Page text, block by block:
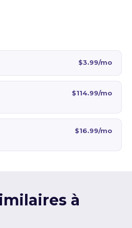
$3.99/mo
$114.99/mo
$16.99/mo
à